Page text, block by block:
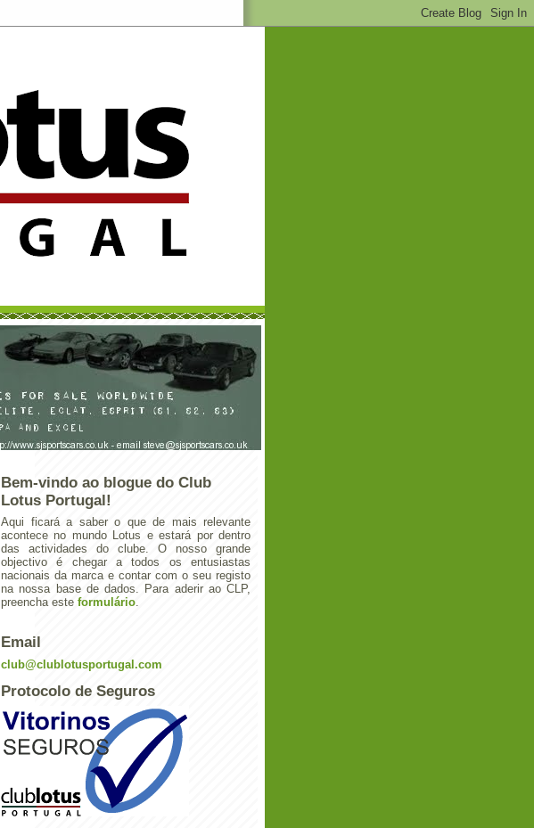
Bem-vindo ao blogue do Club
Lotus Portugal!
Aqui ficará a saber o que de mais relevante
acontece no mundo Lotus e estará por dentro
das actividades do clube. O nosso grande
objectivo é chegar a todos os entusiastas
nacionais da marca e contar com o seu registo
na nossa base de dados. Para aderir ao CLP,
preencha este formulário.
Email
club@clublotusportugal.com
Protocolo de Seguros